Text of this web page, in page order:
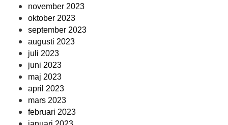
november 2023
oktober 2023
september 2023
augusti 2023
juli 2023
juni 2023
maj 2023
april 2023
mars 2023
februari 2023